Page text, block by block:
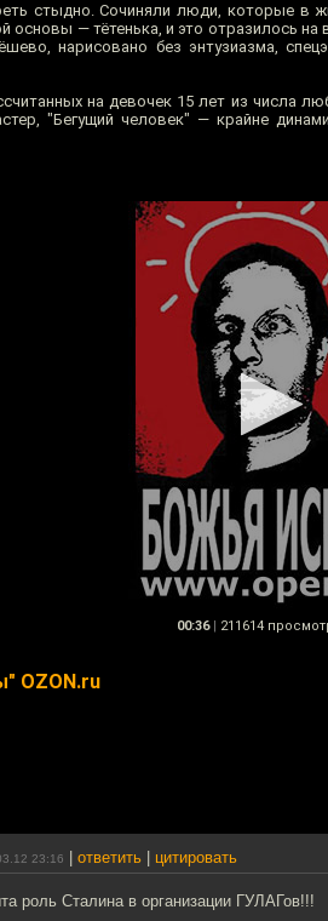
стыдно. Сочиняли люди, которые в
основы — тётенька, и это отразилось
нарисовано без энтузиазма,
на девочек 15 лет из числа
"Бегущий человек" — крайне
00:36 | 211614
OZON.ru
23:16 ответить цитировать
роль Сталина в организации ГУЛАГов!!!